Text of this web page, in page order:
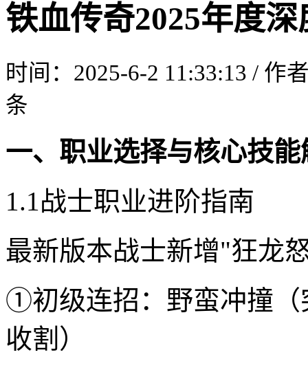
铁血传奇2025年度
时间：2025-6-2 11:33:13 / 作
条
一、职业选择与核心技能
1.1战士职业进阶指南
最新版本战士新增"狂龙
①初级连招：野蛮冲撞
收割）